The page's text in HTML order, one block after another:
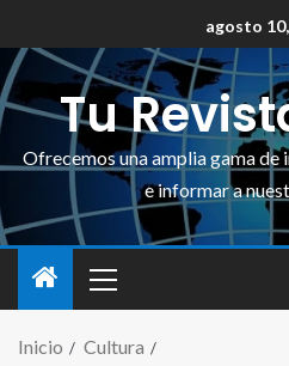
agosto
Tu
Ofrecemos una amplia gama
e informar a
Inicio
Cultura